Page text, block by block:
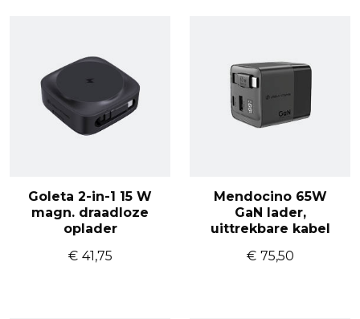
Goleta 2-in-1 15 W
magn. draadloze
oplader
€ 41,75
Mendocino 65W
GaN lader,
uittrekbare kabel
€ 75,50